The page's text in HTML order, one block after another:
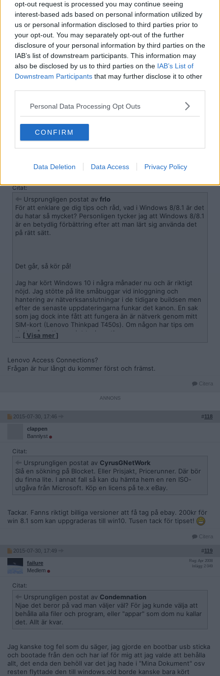
opt-out request is processed you may continue seeing
interest-based ads based on personal information utilized by
us or personal information disclosed to third parties prior to
your opt-out. You may separately opt-out of the further
disclosure of your personal information by third parties on the
IAB’s list of downstream participants. This information may
also be disclosed by us to third parties on the IAB’s List of
Downstream Participants that may further disclose it to other
Personal Data Processing Opt Outs
CONFIRM
Data Deletion Data Access Privacy Policy
2015-07-30, 17:35
CyrusGNetWork
Reg: Maj 2007
Inlägg: 53 211
Citat:
Ursprungligen postat av clappen
Hur är windows 10? Jag sitter på en fusk windows 7 men
funderar på att köpa ett riktigt windows 7/8 och uppdatera.
Följdfråga, kan man köpa windows 7/8 begagnat?
Slå en sökning på Blocket. Eller Prisjakt, Pricerunner. Där bör du
finna lite. I annat fall så kan du hämta hem en ren ISO-utgåva från
Microsoft. Köp en licens på te.x eBay.
Mystic-Man
Citat:
Ursprungligen postat av frlo
För att enklare ge dig tips och råd, vad i Windows 8/8.1 är det
du hatar så mycket? Personligen tycker jag att Windows 8/8.1
är en betydlig förbättring efter att man lärt sig använda det
på rätt sätt.
Det går, så kör på!
Jag har kört Windows 10 i några månader nu och är riktigt
nöjd. Jag stötte på lite småbuggar vid inloggning och
hantering av nätverksanslutningar i de tidigare buildsen men
efter de senaste uppdateringarna funkar det kanon. En sak
som jag dock inte fått att fungera än är nätverk genom mitt
SIM-kort (Lenovo Thinkpad T450s). Om någon har tips om
detta så mottages det tacksamt!
… [ Visa mer ]
Lenovo Access Connections?
Frågan är hur långt du kommer först och främst.
Citera
2015-07-30, 17:46 #118
clappen
Bannlyst
Citat:
Ursprungligen postat av CyrusGNetWork
Slå en sökning på Blocket. Eller Prisjakt, Pricerunner. Där bör
du finna lite. I annat fall så kan du hämta hem en ren ISO-
utgåva från Microsoft. Köp en licens på te.x eBay.
Tackar. Fanns riktigt billiga versioner att få tag på ebay. 200kr för
win 8.1 som kan uppgraderas till win10. Tusen tack för tipset!
Citera
2015-07-30, 17:49 #119
failure
Medlem
Reg: Apr 2008
Inlägg: 2 049
Citat:
Ursprungligen postat av Condemnation
Njae det beror på vad man väljer väl? För jag kunde välja att
behålla alla filer och program, eller "appar" som dom nu kallar
det. Allt är kvar.
Jag kanske tog fel som du säger, jag gjorde en bootbar usb sticka
och bootade från den och har iaf för mig att jag valde att behålla
allt, det enda den behöll var det jag hade i "Mina Dokument" osv
resten flyttade den till windows.old borde kanske bara kört